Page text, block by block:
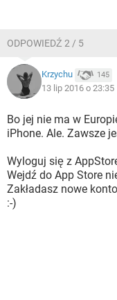
ODPOWIEDŹ 2 / 5
Krzychu 145
13 lip 2016 o 23:35
Bo jej nie ma w
iPhone. Ale. Zawsze
Wyloguj się z
Wejdź do App Store
Zakładasz nowe
:-)